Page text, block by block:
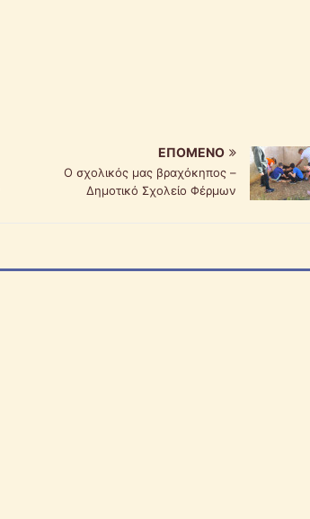
ΕΠΌΜΕΝΟ
Ο σχολικός μας βραχόκηπος –
Δημοτικό Σχολείο Φέρμων